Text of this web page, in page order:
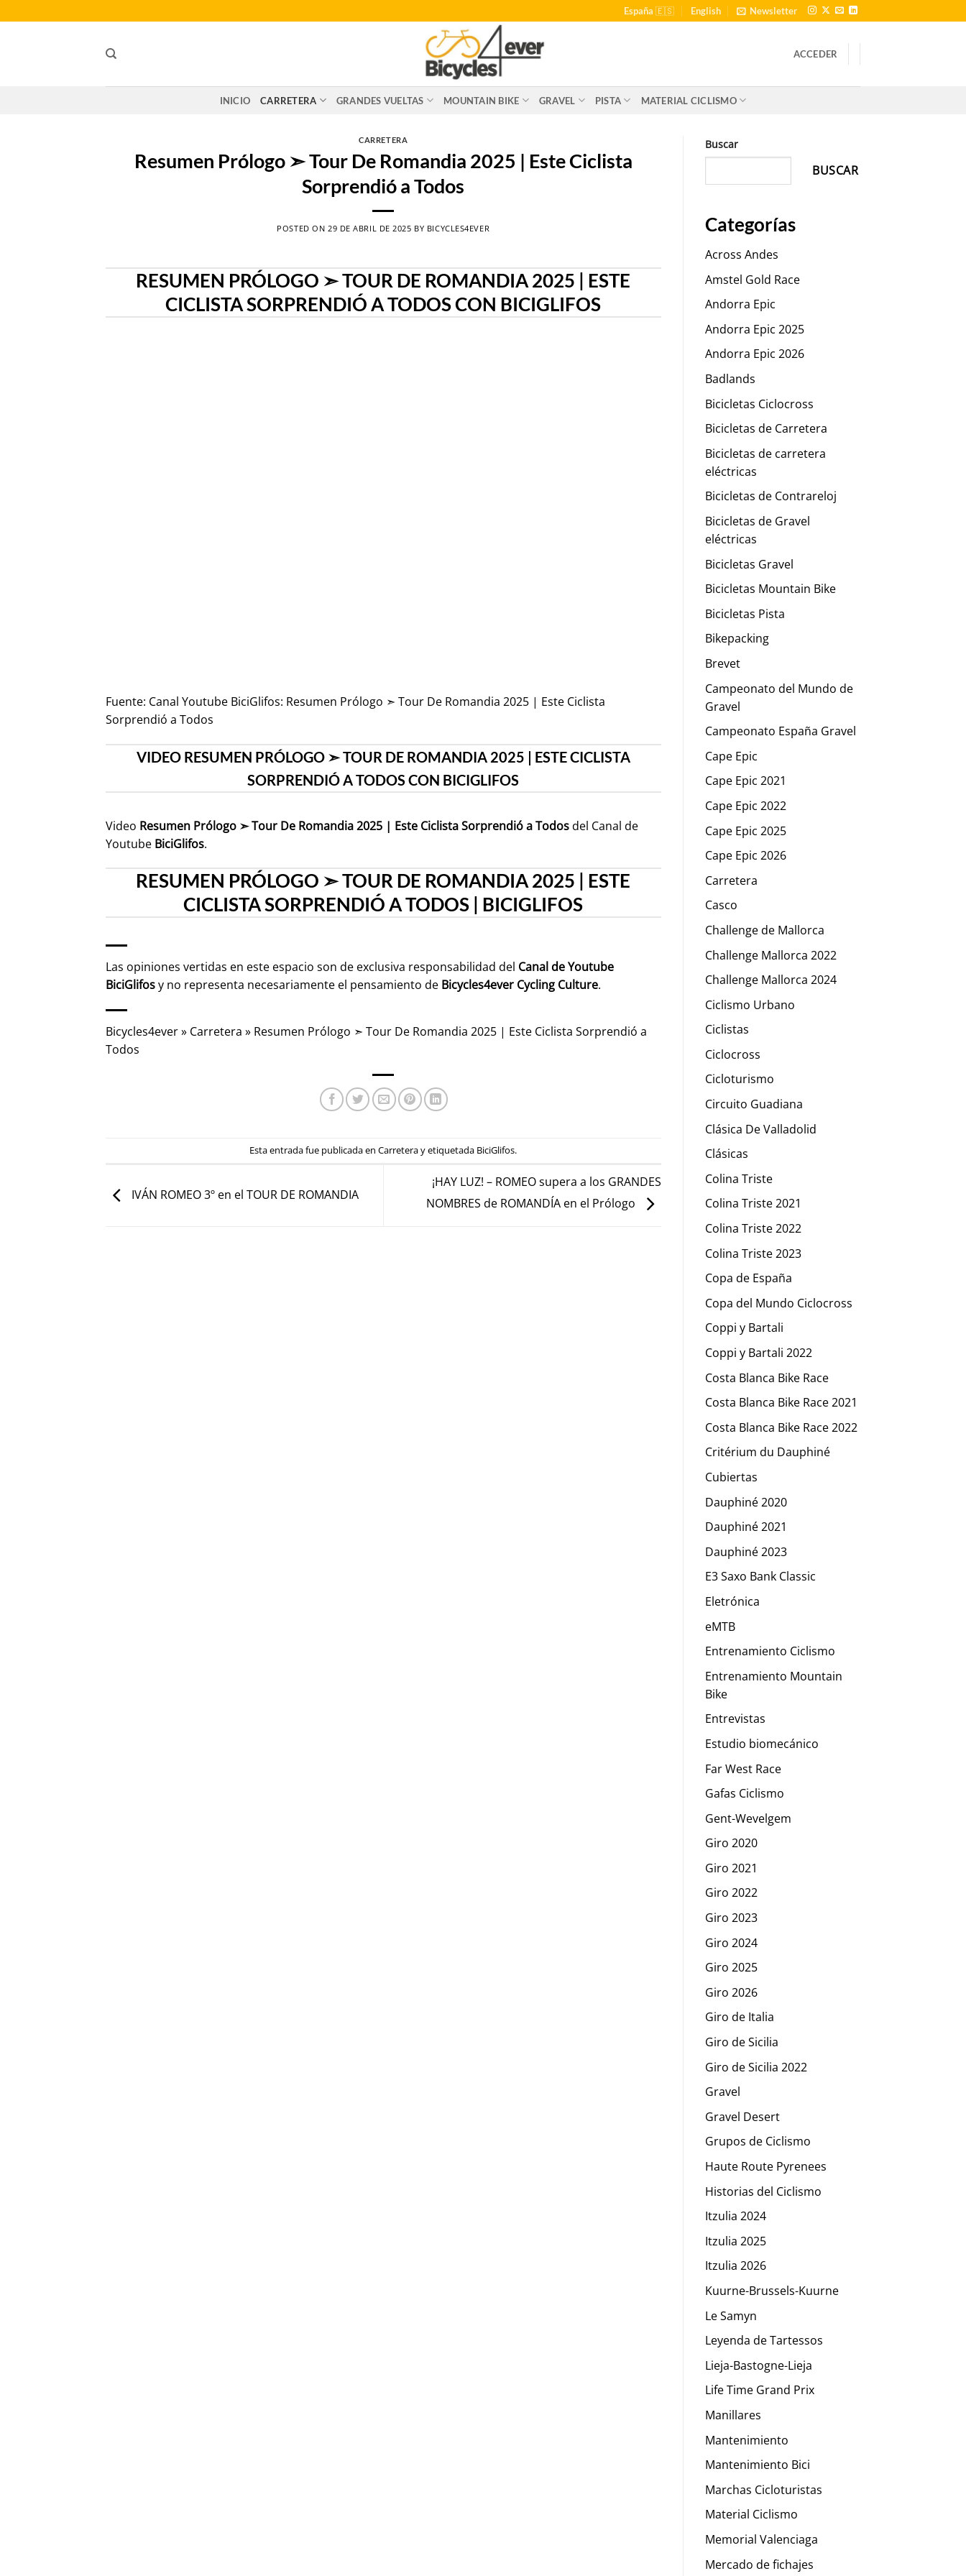
al
España 🇪🇸 English Newsletter
ACCEDER
INICIO CARRETERA GRANDES VUELTAS MOUNTAIN BIKE GRAVEL PISTA MATERIAL CICLISMO
CARRETERA
Resumen Prólogo ➣ Tour De Romandia 2025 | Este Ciclista
Sorprendió a Todos
POSTED ON 29 DE ABRIL DE 2025 BY BICYCLES4EVER
RESUMEN PRÓLOGO ➣ TOUR DE ROMANDIA 2025 | ESTE
CICLISTA SORPRENDIÓ A TODOS CON BICIGLIFOS
Fuente: Canal Youtube BiciGlifos: Resumen Prólogo ➣ Tour De Romandia 2025 | Este Ciclista
Sorprendió a Todos
VIDEO RESUMEN PRÓLOGO ➣ TOUR DE ROMANDIA 2025 | ESTE CICLISTA
SORPRENDIÓ A TODOS CON BICIGLIFOS
Video Resumen Prólogo ➣ Tour De Romandia 2025 | Este Ciclista Sorprendió a Todosdel Canal de
Youtube BiciGlifos.
RESUMEN PRÓLOGO ➣ TOUR DE ROMANDIA 2025 | ESTE
CICLISTA SORPRENDIÓ A TODOS | BICIGLIFOS
Las opiniones vertidas en este espacio son de exclusiva responsabilidad del Canal de Youtube
BiciGlifosy no representa necesariamente el pensamiento de Bicycles4ever Cycling Culture.
Bicycles4ever» Carretera » Resumen Prólogo ➣ Tour De Romandia 2025 | Este Ciclista Sorprendió a
Todos
Esta entrada fue publicada enCarreteray etiquetada BiciGlifos.
IVÁN ROMEO 3º en el TOUR DE ROMANDIA
¡HAY LUZ! – ROMEO supera a los GRANDES
NOMBRES de ROMANDÍA en el Prólogo
Buscar
BUSCAR
Categorías
Across Andes
Amstel Gold Race
Andorra Epic
Andorra Epic 2025
Andorra Epic 2026
Badlands
Bicicletas Ciclocross
Bicicletas de Carretera
Bicicletas de carretera
eléctricas
Bicicletas de Contrareloj
Bicicletas de Gravel
eléctricas
Bicicletas Gravel
Bicicletas Mountain Bike
Bicicletas Pista
Bikepacking
Brevet
Campeonato del Mundo de
Gravel
Campeonato España Gravel
Cape Epic
Cape Epic 2021
Cape Epic 2022
Cape Epic 2025
Cape Epic 2026
Carretera
Casco
Challenge de Mallorca
Challenge Mallorca 2022
Challenge Mallorca 2024
Ciclismo Urbano
Ciclistas
Ciclocross
Cicloturismo
Circuito Guadiana
Clásica De Valladolid
Clásicas
Colina Triste
Colina Triste 2021
Colina Triste 2022
Colina Triste 2023
Copa de España
Copa del Mundo Ciclocross
Coppi y Bartali
Coppi y Bartali 2022
Costa Blanca Bike Race
Costa Blanca Bike Race 2021
Costa Blanca Bike Race 2022
Critérium du Dauphiné
Cubiertas
Dauphiné 2020
Dauphiné 2021
Dauphiné 2023
E3 Saxo Bank Classic
Eletrónica
eMTB
Entrenamiento Ciclismo
Entrenamiento Mountain
Bike
Entrevistas
Estudio biomecánico
Far West Race
Gafas Ciclismo
Gent-Wevelgem
Giro 2020
Giro 2021
Giro 2022
Giro 2023
Giro 2024
Giro 2025
Giro 2026
Giro de Italia
Giro de Sicilia
Giro de Sicilia 2022
Gravel
Gravel Desert
Grupos de Ciclismo
Haute Route Pyrenees
Historias del Ciclismo
Itzulia 2024
Itzulia 2025
Itzulia 2026
Kuurne-Brussels-Kuurne
Le Samyn
Leyenda de Tartessos
Lieja-Bastogne-Lieja
Life Time Grand Prix
Manillares
Mantenimiento
Mantenimiento Bici
Marchas Cicloturistas
Material Ciclismo
Memorial Valenciaga
Mercado de fichajes